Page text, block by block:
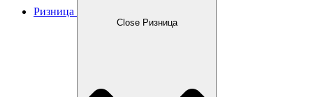
Ризница
Close Ризница